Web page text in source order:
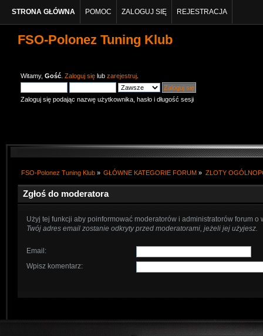
STRONA GŁÓWNA POMOC ZALOGUJ SIĘ REJESTRACJA
FSO-Polonez Tuning Klub
Witamy, Gość. Zaloguj sięlub zarejestruj.
Zaloguj się podając nazwę użytkownika, hasło i długość sesji
FSO-Polonez Tuning Klub » GŁÓWNE KATEGORIE FORUM » ZLOTY
Zgłoś do moderatora
Użyj tej funkcji aby poinformować moderatorów i administratorów forum o
Twój adres email zostanie odkryty przed moderatorami, jeżeli jej użyjesz.
Email :
Wpisz komentarz: